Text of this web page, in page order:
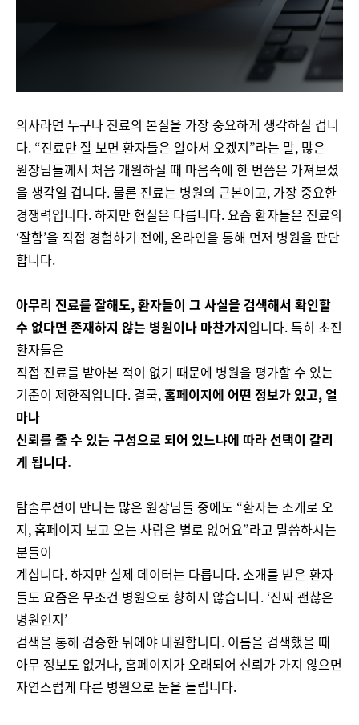
의사라면 누구나 진료의 본질을 가장 중요하게 생각하실 겁니
다. “진료만 잘 보면 환자들은 알아서 오겠지”라는 말, 많은
원장님들께서 처음 개원하실 때 마음속에 한 번쯤은 가져보셨
을 생각일 겁니다. 물론 진료는 병원의 근본이고, 가장 중요한
경쟁력입니다. 하지만 현실은 다릅니다. 요즘 환자들은 진료의
‘잘함’을 직접 경험하기 전에, 온라인을 통해 먼저 병원을 판단
합니다.
아무리 진료를 잘해도, 환자들이 그 사실을 검색해서 확인할
수 없다면 존재하지 않는 병원이나 마찬가지입니다. 특히 초진
환자들은
직접 진료를 받아본 적이 없기 때문에 병원을 평가할 수 있는
기준이 제한적입니다. 결국,홈페이지에 어떤 정보가 있고, 얼
마나
신뢰를 줄 수 있는 구성으로 되어 있느냐에 따라 선택이 갈리
게 됩니다.
탐솔루션이 만나는 많은 원장님들 중에도 “환자는 소개로 오
지, 홈페이지 보고 오는 사람은 별로 없어요”라고 말씀하시는
분들이
계십니다. 하지만 실제 데이터는 다릅니다. 소개를 받은 환자
들도 요즘은 무조건 병원으로 향하지 않습니다. ‘진짜 괜찮은
병원인지’
검색을 통해 검증한 뒤에야 내원합니다. 이름을 검색했을 때
아무 정보도 없거나, 홈페이지가 오래되어 신뢰가 가지 않으면
자연스럽게 다른 병원으로 눈을 돌립니다.